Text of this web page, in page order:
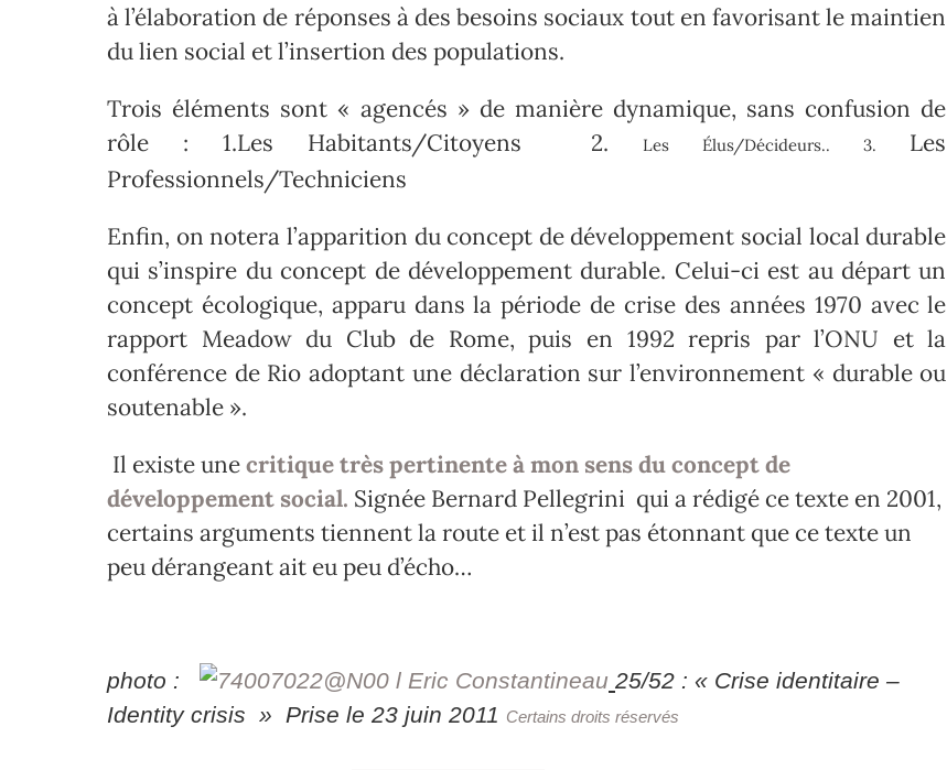
à l’élaboration de réponses à des besoins sociaux tout en favorisant le maintien
du lien social et l’insertion des populations.
Trois éléments sont « agencés » de manière dynamique, sans confusion de
rôle : 1.Les Habitants/Citoyens 2.
Les Élus/Décideurs.. 3. Les
Professionnels/Techniciens
Enfin, on notera l’apparition du concept de développement social local durable
qui s’inspire du concept de développement durable. Celui-ci est au départ un
concept écologique, apparu dans la période de crise des années 1970 avec le
rapport Meadow du Club de Rome, puis en 1992 repris par l’ONU et la
conférence de Rio adoptant une déclaration sur l’environnement « durable ou
soutenable ».
Il existe unecritique très pertinente à mon sens du concept de
développement social. Signée Bernard Pellegrini qui a rédigé ce texte en 2001,
certains arguments tiennent la route et il n’est pas étonnant que ce texte un
peu dérangeant ait eu peu d’écho…
photo : Eric Constantineau 25/52 : « Crise identitaire –
Identity crisis » Prise le 23 juin 2011 Certains droits réservés